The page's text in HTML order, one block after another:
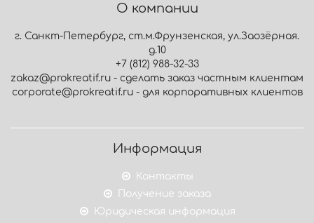
О компании
г. Санкт-Петербург, ст.м.Фрунзенская, ул.Заозёрная.
д.10
+7 (812) 988-32-33
zakaz@prokreatif.ru - сделать заказ частным клиентам
corporate@prokreatif.ru - для корпоративных клиентов
Информация
Контакты
Получение заказа
Юридическая информация